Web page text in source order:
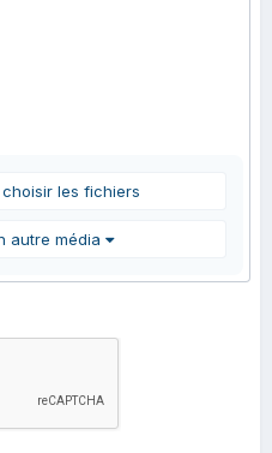
les fichiers
autre média